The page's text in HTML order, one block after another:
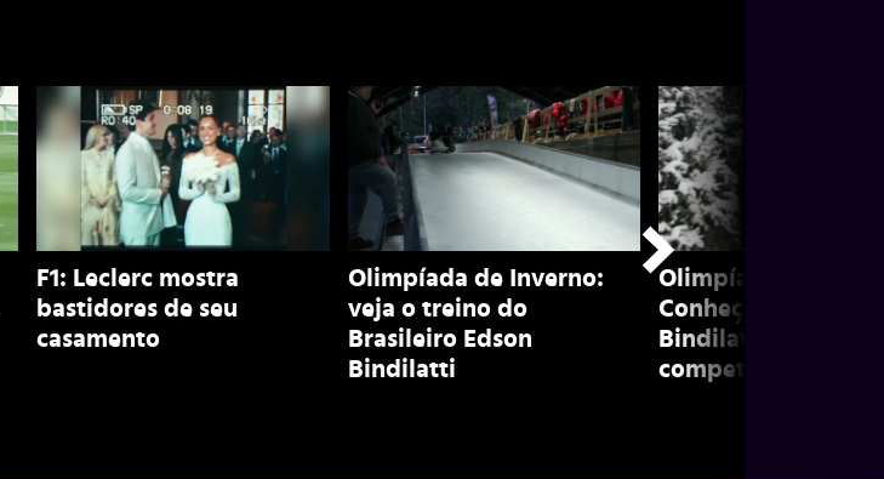
F1: Leclerc mostra
bastidores de seu
casamento
Olimpíada de Inverno:
veja o treino do
Brasileiro Edson
Bindilatti
Olimpíada de
Conheça Edson
Bindilatti,
competidor de